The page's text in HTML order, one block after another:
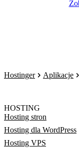
Hostinger Aplikacje
HOSTING
Hosting stron
Hosting dla WordPress
Hosting VPS